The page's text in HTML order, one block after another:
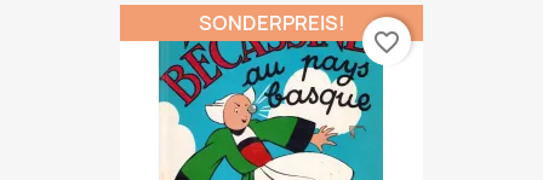
SONDERPREIS!
favorite_border